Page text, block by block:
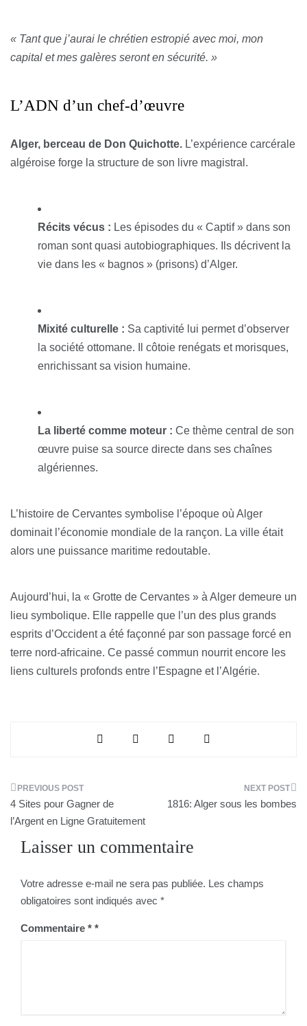
« Tant que j’aurai le chrétien estropié avec moi, mon
capital et mes galères seront en sécurité. »
L’ADN d’un chef-d’œuvre
Alger, berceau de Don Quichotte. L’expérience carcérale
algéroise forge la structure de son livre magistral.
Récits vécus : Les épisodes du « Captif » dans son
roman sont quasi autobiographiques. Ils décrivent la
vie dans les « bagnos » (prisons) d’Alger.
Mixité culturelle : Sa captivité lui permet d’observer
la société ottomane. Il côtoie renégats et morisques,
enrichissant sa vision humaine.
La liberté comme moteur : Ce thème central de son
œuvre puise sa source directe dans ses chaînes
algériennes.
L’histoire de Cervantes symbolise l’époque où Alger
dominait l’économie mondiale de la rançon. La ville était
alors une puissance maritime redoutable.
Aujourd’hui, la « Grotte de Cervantes » à Alger demeure un
lieu symbolique. Elle rappelle que l’un des plus grands
esprits d’Occident a été façonné par son passage forcé en
terre nord-africaine. Ce passé commun nourrit encore les
liens culturels profonds entre l’Espagne et l’Algérie.
Navigation
de
l’article
4 Sites pour Gagner de
l’Argent en Ligne Gratuitement
1816: Alger sous les bombes
Laisser un commentaire
Votre adresse e-mail ne sera pas publiée. Les champs
obligatoires sont indiqués avec *
Commentaire *